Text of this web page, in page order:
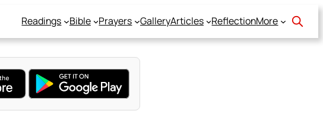
Readings Bible Prayers GalleryArticles ReflectionMore